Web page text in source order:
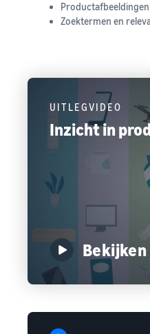
Productafbeeldingen
Zoektermen en
UITLEGVIDEO
Inzicht in
Bekijken